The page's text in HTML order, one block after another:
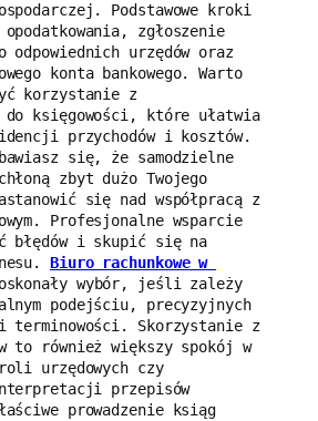
Podstawowe kroki
zgłoszenie
odpowiednich urzędów oraz
konta bankowego. Warto
korzystanie z
do księgowości, które ułatwia
przychodów i kosztów.
się, że samodzielne
zbyt dużo Twojego
się nad współpracą z
Profesjonalne wsparcie
błędów i skupić się na
Biuro rachunkowe w
wybór, jeśli zależy
podejściu, precyzyjnych
terminowości. Skorzystanie z
to również większy spokój w
urzędowych czy
przepisów
prowadzenie ksiąg